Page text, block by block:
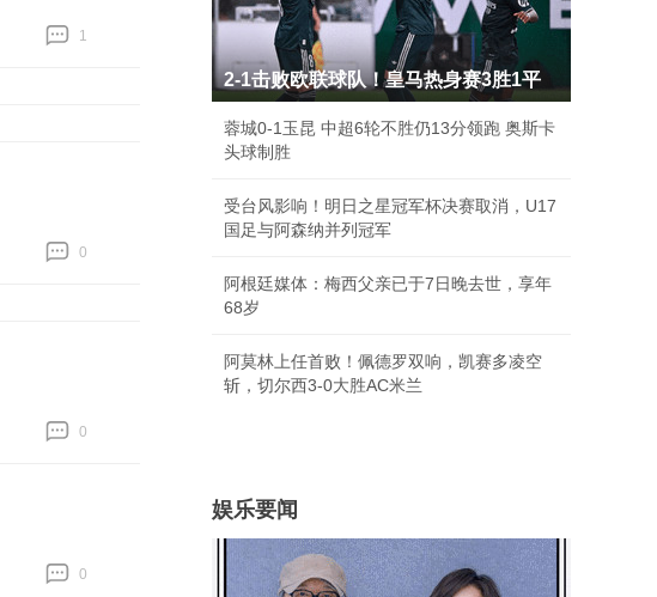
1
0
0
0
2-1击败欧联球队！皇马热身赛3胜1平
蓉城0-1玉昆 中超6轮不胜仍13分领跑 奥斯卡
头球制胜
受台风影响！明日之星冠军杯决赛取消，U17
国足与阿森纳并列冠军
阿根廷媒体：梅西父亲已于7日晚去世，享年
68岁
阿莫林上任首败！佩德罗双响，凯赛多凌空
斩，切尔西3-0大胜AC米兰
娱乐要闻